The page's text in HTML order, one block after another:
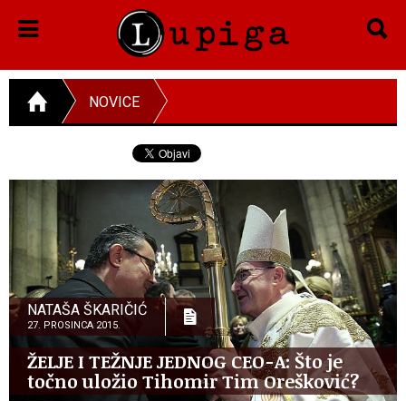
NOVICE
NATAŠA ŠKARIČIĆ
27. PROSINCA 2015.
ŽELJE I TEŽNJE JEDNOG CEO-A: Što je
točno uložio Tihomir Tim Orešković?